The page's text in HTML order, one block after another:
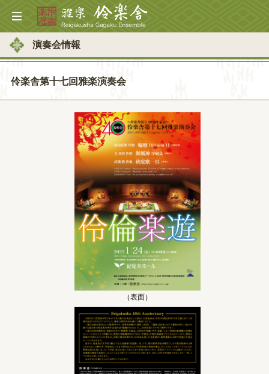
演奏会情報
伶楽舎第十七回雅楽演奏会
（表面）